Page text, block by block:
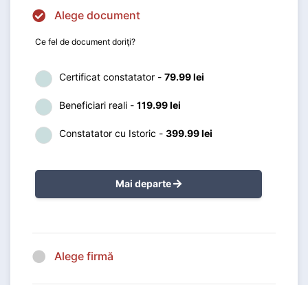
Alege document
Ce fel de document doriţi?
Certificat constatator - 79.99 lei
Beneficiari reali - 119.99 lei
Constatator cu Istoric - 399.99 lei
Mai departe
Alege firmă